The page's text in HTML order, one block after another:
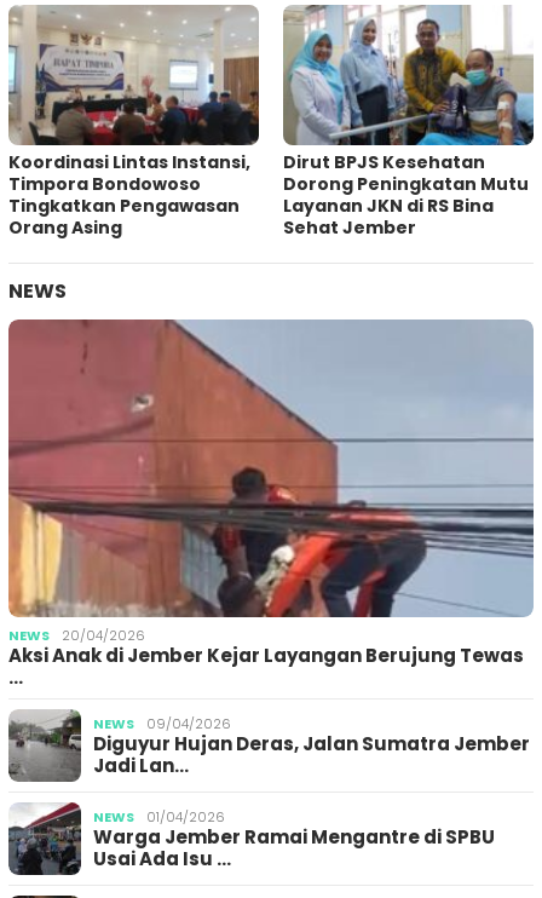
Koordinasi Lintas Instansi,
Timpora Bondowoso
Tingkatkan Pengawasan
Orang Asing
Dirut BPJS Kesehatan
Dorong Peningkatan Mutu
Layanan JKN di RS Bina
Sehat Jember
NEWS
NEWS 20/04/2026
Aksi Anak di Jember Kejar Layangan Berujung Tewas
…
NEWS 09/04/2026
Diguyur Hujan Deras, Jalan Sumatra Jember
Jadi Lan…
NEWS 01/04/2026
Warga Jember Ramai Mengantre di SPBU
Usai Ada Isu …